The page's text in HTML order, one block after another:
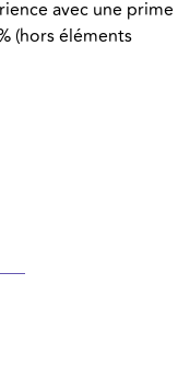
avec une prime
(hors éléments